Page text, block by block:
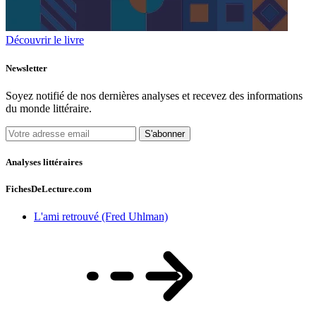
Découvrir le livre
Newsletter
Soyez notifié de nos dernières analyses et recevez des informations
du monde littéraire.
S'abonner
Analyses littéraires
FichesDeLecture.com
L'ami retrouvé (Fred Uhlman)